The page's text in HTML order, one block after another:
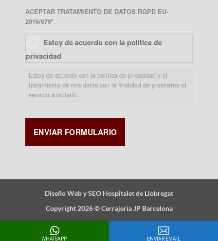
ACEPTAR TRATAMIENTO DE DATOS RGPD EU-
2016/679*
Estoy de acuerdo con la política de
privacidad
Estoy de acuerdo con la política de privacidad y el
tratamiento de mis datos con la finalidad de prestarme el
servicio solicitado.
Diseño Web y SEO Hospitalet de Llobregat
Copyright 2026 ©Cerrajería JP Barcelona